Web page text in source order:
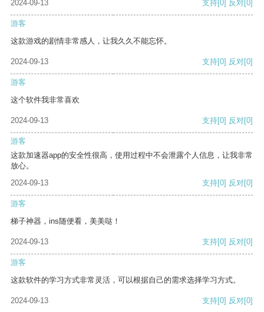
2024-09-13 支持 [0] 反对 [0]
游客
这款游戏的剧情非常感人，让我久久不能忘怀。
2024-09-13 支持[0] 反对[0]
游客
这个软件我非常喜欢
2024-09-13 支持[0] 反对[0]
游客
这款加速器app的安全性很高，使用过程中不会泄露个人信息，让我非常
放心。
2024-09-13
支持[0] 反对[0]
游客
梯子神器，ins随便看，美美哒！
2024-09-13 支持[0] 反对[0]
游客
这款软件的学习方式非常灵活，可以根据自己的需求选择学习方式。
2024-09-13 支持[0] 反对[0]